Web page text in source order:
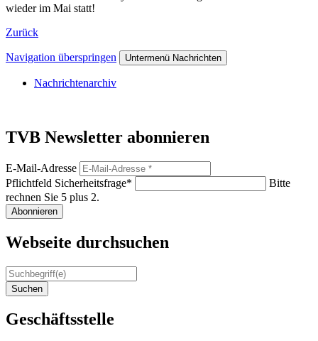
wieder im Mai statt!
Zurück
Navigation überspringen Untermenü Nachrichten
Nachrichtenarchiv
TVB Newsletter abonnieren
E-Mail-Adresse
Pflichtfeld Sicherheitsfrage*
Bitte
rechnen Sie 5 plus 2.
Abonnieren
Webseite durchsuchen
Suchen
Geschäftsstelle